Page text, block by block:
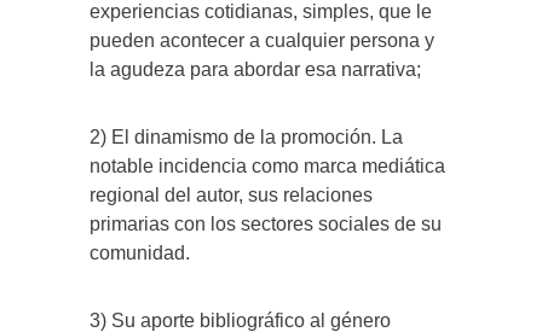
experiencias cotidianas, simples, que le
pueden acontecer a cualquier persona y
la agudeza para abordar esa narrativa;
2) El dinamismo de la promoción. La
notable incidencia como marca mediática
regional del autor, sus relaciones
primarias con los sectores sociales de su
comunidad.
3) Su aporte bibliográfico al género